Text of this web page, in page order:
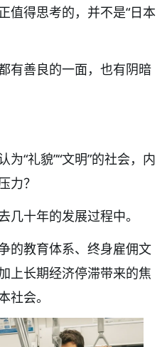
值得思考的，并不是“日本
有善良的一面，也有阴暗
“礼貌”“文明”的社会，内
力？
几十年的发展过程中。
的教育体系、终身雇佣文
上长期经济停滞带来的焦
社会。